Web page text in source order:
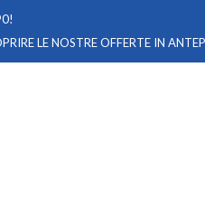
LE NOSTRE OFFERTE IN